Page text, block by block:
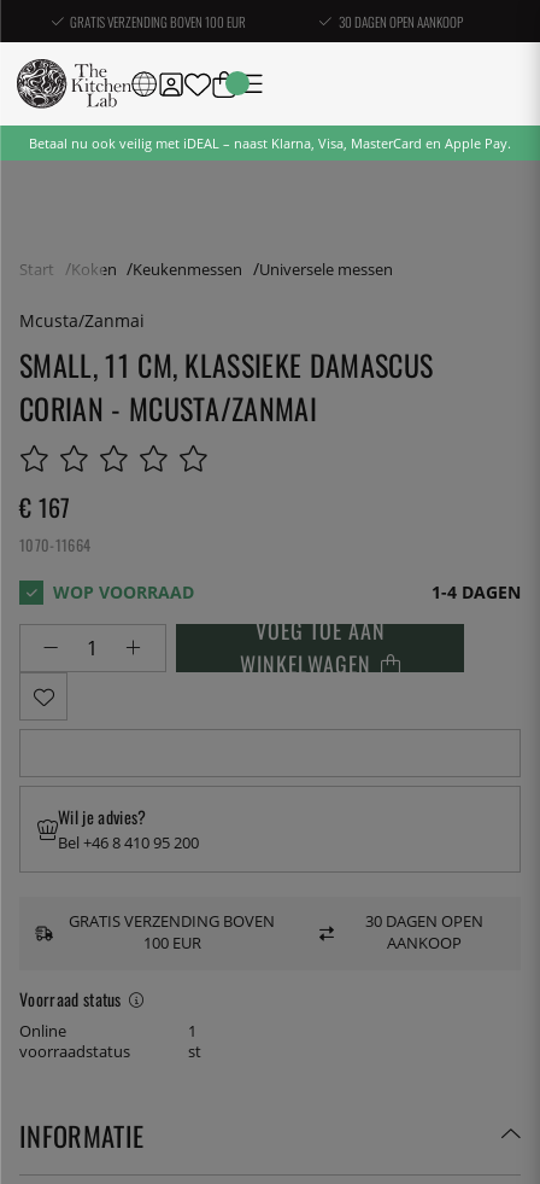
GRATIS VERZENDING BOVEN 100 EUR 30 DAGEN OPEN AANKOOP
Betaal nu ook veilig met iDEAL – naast Klarna, Visa, MasterCard en Apple Pay.
Start Koken Keukenmessen Universele messen
Mcusta/Zanmai
SMALL, 11 CM, KLASSIEKE DAMASCUS
CORIAN - MCUSTA/ZANMAI
€ 167
1070-11664
1-4 DAGEN
VOEG TOE AAN
WINKELWAGEN
Voorraad status
Online
voorraadstatus
1
st
Wil je advies?
Bel +46 8 410 95 200
GRATIS VERZENDING BOVEN
100 EUR
30 DAGEN OPEN
AANKOOP
INFORMATIE